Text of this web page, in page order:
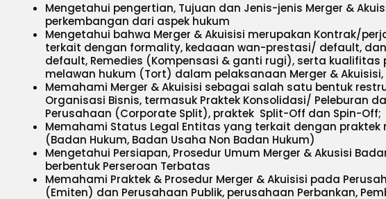
Mengetahui pengertian, Tujuan dan Jenis-jenis Merger &
perkembangan dari aspek hukum
Mengetahui bahwa Merger & Akuisisi merupakan Kontrak/
terkait dengan formality, kedaaan wan-prestasi/ default, dan
default, Remedies (Kompensasi & ganti rugi), serta kualifitas
melawan hukum (Tort) dalam pelaksanaan Merger & Akuisisi,
Memahami Merger & Akuisisi sebagai salah satu bentuk
Organisasi Bisnis, termasuk Praktek Konsolidasi/ Peleburan
Perusahaan (Corporate Split), praktek Split-Off dan Spin-Off;
Memahami Status Legal Entitas yang terkait dengan praktek
(Badan Hukum, Badan Usaha Non Badan Hukum)
Mengetahui Persiapan, Prosedur Umum Merger & Akusisi
berbentuk Perseroan Terbatas
Memahami Praktek & Prosedur Merger & Akuisisi pada
(Emiten) dan Perusahaan Publik, perusahaan Perbankan,